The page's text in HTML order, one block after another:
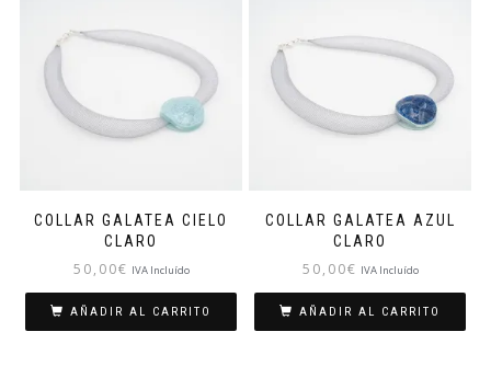
COLLAR GALATEA CIELO
CLARO
50,00€ IVA Incluído
AÑADIR AL CARRITO
COLLAR GALATEA AZUL
CLARO
50,00€ IVA Incluído
AÑADIR AL CARRITO